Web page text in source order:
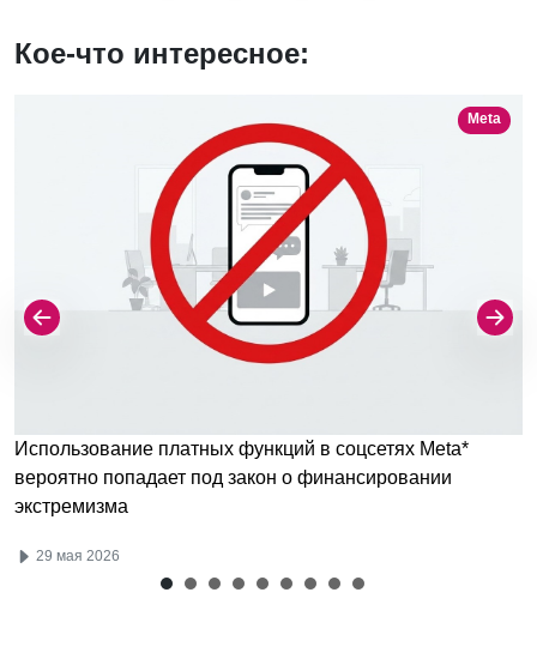
Кое-что интересное:
Meta
Использование платных функций в соцсетях Meta*
вероятно попадает под закон о финансировании
экстремизма
29 мая 2026